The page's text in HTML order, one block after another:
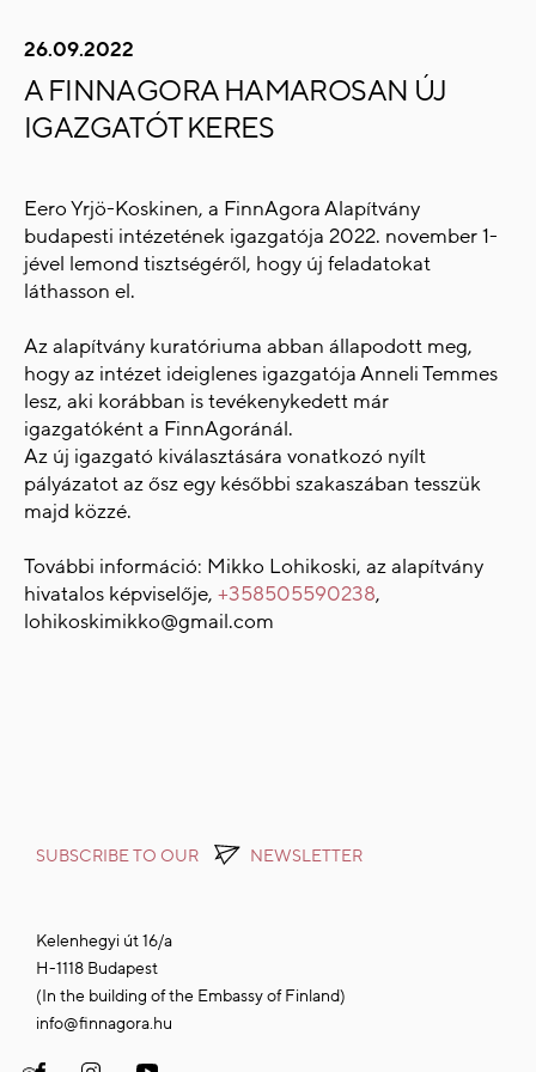
26.09.2022
A FINNAGORA HAMAROSAN ÚJ
IGAZGATÓT KERES
Eero Yrjö-Koskinen, a FinnAgora Alapítvány
budapesti intézetének igazgatója 2022. november 1-
jével lemond tisztségéről, hogy új feladatokat
láthasson el.
Az alapítvány kuratóriuma abban állapodott meg,
hogy az intézet ideiglenes igazgatója Anneli Temmes
lesz, aki korábban is tevékenykedett már
igazgatóként a FinnAgoránál.
Az új igazgató kiválasztására vonatkozó nyílt
pályázatot az ősz egy későbbi szakaszában tesszük
majd közzé.
További információ: Mikko Lohikoski, az alapítvány
hivatalos képviselője, +358505590238,
lohikoskimikko@gmail.com
Kelenhegyi út 16/a
H-1118 Budapest
(In the building of the Embassy of Finland)
info@finnagora.hu
SUBSCRIBE TO OUR NEWSLETTER